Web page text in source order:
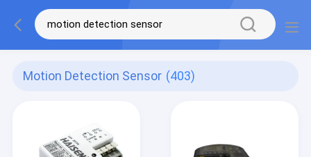
Motion Detection Sensor (403)